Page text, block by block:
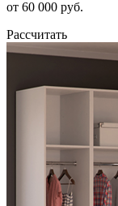
от 60 000 руб.
Рассчитать